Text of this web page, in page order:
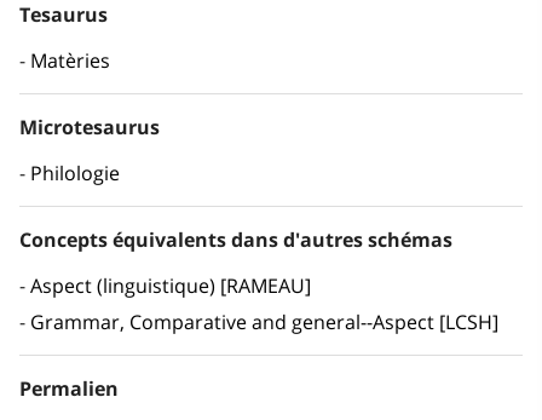
Tesaurus
Matèries
Microtesaurus
Philologie
Concepts équivalents dans d'autres schémas
Aspect (linguistique) [RAMEAU]
Grammar, Comparative and general--Aspect [LCSH]
Permalien